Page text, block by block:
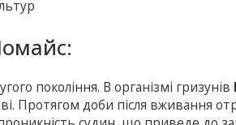
покоління. В організмі гризунів
Протягом доби після вживання